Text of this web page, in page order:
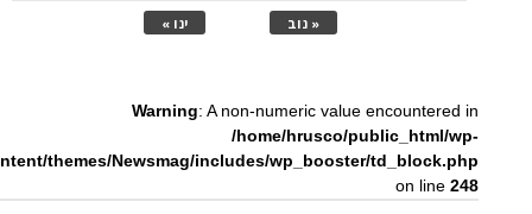
« נוב ינו »
Warning: A non-numeric value encountered in
/home/hrusco/public_html/wp-
themes/Newsmag/includes/wp_booster/td_block.php
on line248